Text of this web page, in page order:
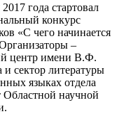
года стартовал
конкурс
«С чего начинается
–
центр имени В.Ф.
и сектор литературы
языках отдела
научной